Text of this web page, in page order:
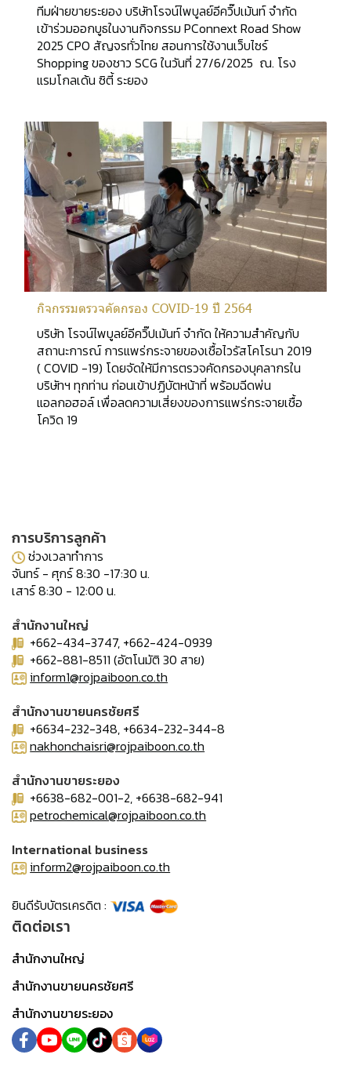
ทีมฝ่ายขายระยอง บริษัทโรจน์ไพบูลย์อีควิ๊ปเม้นท์ จำกัด
เข้าร่วมออกบูธในงานกิจกรรม PConnext Road Show
2025 CPO สัญจรทั่วไทย สอนการใช้งานเว็บไซร์
Shopping ของชาว SCG ในวันที่ 27/6/2025 ณ. โรง
แรมโกลเด้น ซิตี้ ระยอง
กิจกรรมตรวจคัดกรอง COVID-19 ปี 2564
บริษัท โรจน์ไพบูลย์อีควิ๊ปเม้นท์ จำกัด ให้ความสำคัญกับ
สถานะการณ์ การแพร่กระจายของเชื้อไวรัสโคโรนา 2019
( COVID -19) โดยจัดให้มีการตรวจคัดกรองบุคลากรใน
บริษัทฯ ทุกท่าน ก่อนเข้าปฏิบัตหน้าที่ พร้อมฉีดพ่น
แอลกอฮอล์ เพื่อลดความเสี่ยงของการแพร่กระจายเชื้อ
โควิด 19
การบริการลูกค้า
ช่วงเวลาทำการ
จันทร์ - ศุกร์ 8:30 -17:30 น.
เสาร์ 8:30 - 12:00 น.
สำนักงานใหญ่
+662-434-3747, +662-424-0939
+662-881-8511 (อัตโนมัติ 30 สาย)
inform1@rojpaiboon.co.th
สำนักงานขายนครชัยศรี
+6634-232-348, +6634-232-344-8
nakhonchaisri@rojpaiboon.co.th
สำนักงานขายระยอง
+6638-682-001-2, +6638-682-941
petrochemical@rojpaiboon.co.th
International business
inform2@rojpaiboon.co.th
ยินดีรับบัตรเครดิต :
ติดต่อเรา
สำนักงานใหญ่
สำนักงานขายนครชัยศรี
สำนักงานขายระยอง